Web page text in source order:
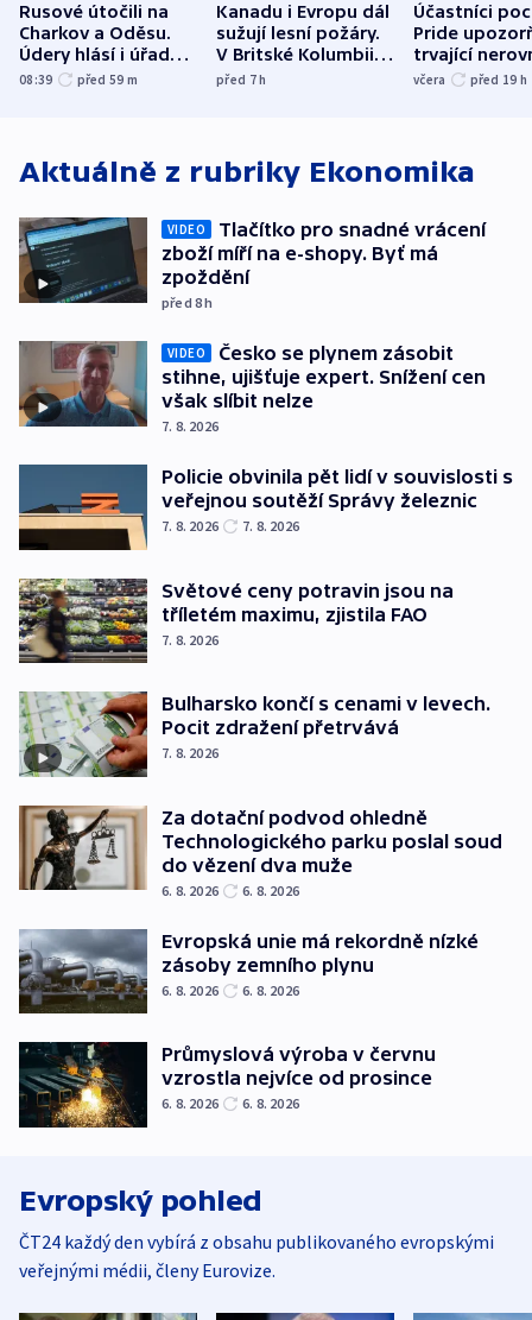
Rusové útočili na
Charkov a Oděsu.
Údery hlásí i úřady v
Bělgorodu
08:39 před 59 m
Kanadu i Evropu dál
sužují lesní požáry.
V Britské Kolumbii
evakuovali tisíce lidí
před 7h
Účastníci
Pride
trvající
včera před 19 h
Aktuálně z rubriky Ekonomika
VIDEO
Tlačítko pro snadné vrácení
zboží míří na e-shopy. Byť má
zpoždění
před 8h
VIDEO
Česko se plynem zásobit
stihne, ujišťuje expert. Snížení cen
však slíbit nelze
7. 8. 2026
Policie obvinila pět lidí v souvislosti s
veřejnou soutěží Správy železnic
7. 8. 2026 7. 8. 2026
Světové ceny potravin jsou na
tříletém maximu, zjistila FAO
7. 8. 2026
Bulharsko končí s cenami v levech.
Pocit zdražení přetrvává
7. 8. 2026
Za dotační podvod ohledně
Technologického parku poslal soud
do vězení dva muže
6. 8. 2026 6. 8. 2026
Evropská unie má rekordně nízké
zásoby zemního plynu
6. 8. 2026 6. 8. 2026
Průmyslová výroba v červnu
vzrostla nejvíce od prosince
6. 8. 2026 6. 8. 2026
Evropský pohled
ČT24 každý den vybírá z obsahu publikovaného evropskými
veřejnými médii, členy Eurovize.